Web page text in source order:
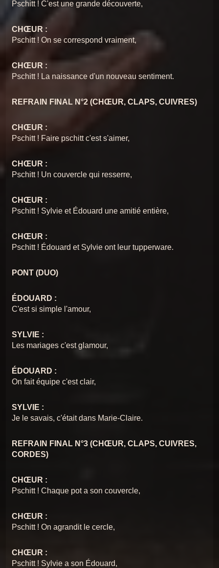
Pschitt ! C'est une grande découverte,
CHŒUR :
Pschitt ! On se correspond vraiment,
CHŒUR :
Pschitt ! La naissance d'un nouveau sentiment.
REFRAIN FINAL N°2 (CHŒUR, CLAPS, CUIVRES)
CHŒUR :
Pschitt ! Faire pschitt c'est s'aimer,
CHŒUR :
Pschitt ! Un couvercle qui resserre,
CHŒUR :
Pschitt ! Sylvie et Édouard une amitié entière,
CHŒUR :
Pschitt ! Édouard et Sylvie ont leur tupperware.
PONT (DUO)
ÉDOUARD :
C'est si simple l'amour,
SYLVIE :
Les mariages c'est glamour,
ÉDOUARD :
On fait équipe c'est clair,
SYLVIE :
Je le savais, c'était dans Marie-Claire.
REFRAIN FINAL N°3 (CHŒUR, CLAPS, CUIVRES,
CORDES)
CHŒUR :
Pschitt ! Chaque pot a son couvercle,
CHŒUR :
Pschitt ! On agrandit le cercle,
CHŒUR :
Pschitt ! Sylvie a son Édouard,